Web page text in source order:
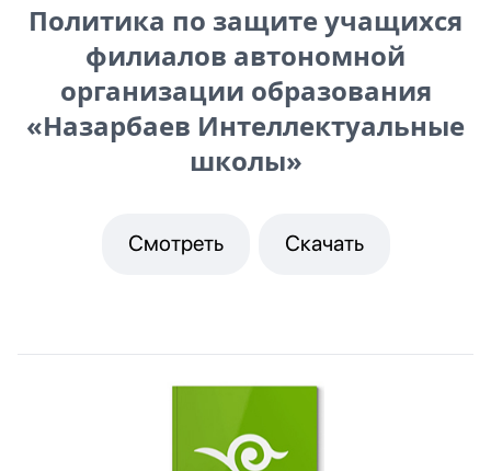
Политика по защите учащихся
филиалов автономной
организации образования
«Назарбаев Интеллектуальные
школы»
Смотреть Скачать